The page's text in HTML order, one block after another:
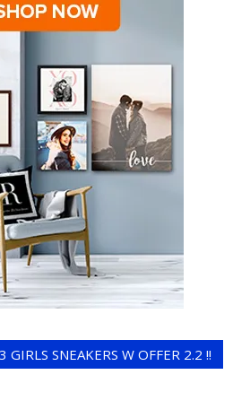
GIRLS SNEAKERS W OFFER 2.2 !!